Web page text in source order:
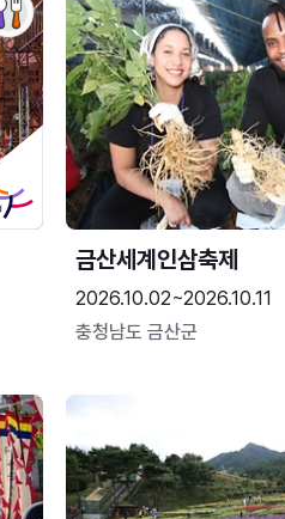
금산세계인삼축제
2026.10.02~2026.10.11
충청남도 금산군